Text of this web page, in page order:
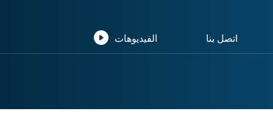
اتصل بنا الفيديوهات